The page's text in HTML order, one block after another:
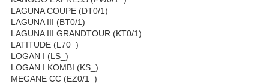
LAGUNA COUPE (DT0/1)
LAGUNA III (BT0/1)
LAGUNA III GRANDTOUR (KT0/1)
LATITUDE (L70_)
LOGAN I (LS_)
LOGAN I KOMBI (KS_)
MEGANE CC (EZ0/1_)